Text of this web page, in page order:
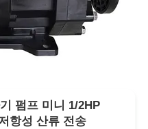
펌프 미니 1/2HP
항성 산류 전송